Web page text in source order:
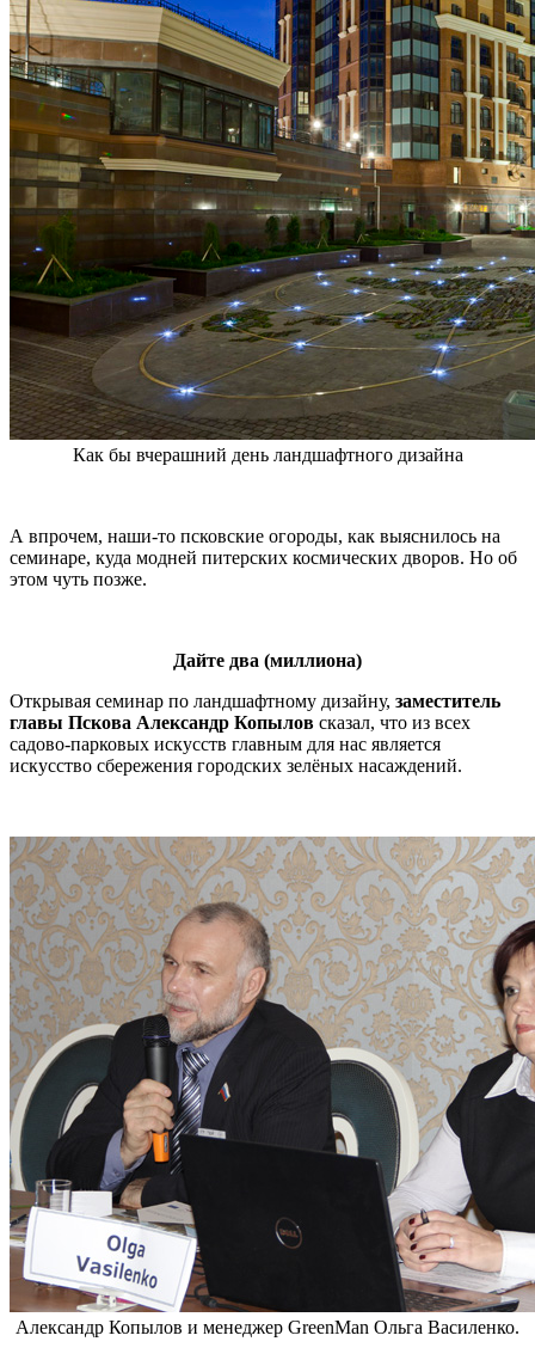
Как бы вчерашний день ландшафтного дизайна
А впрочем, наши-то псковские огороды, как выяснилось на
семинаре, куда модней питерских космических дворов. Но об
этом чуть позже.
Дайте два (миллиона)
Открывая семинар по ландшафтному дизайну, заместитель
главы Пскова Александр Копылов сказал, что из всех
садово-парковых искусств главным для нас является
искусство сбережения городских зелёных насаждений.
Александр Копылов и менеджер GreenMan Ольга Василенко.